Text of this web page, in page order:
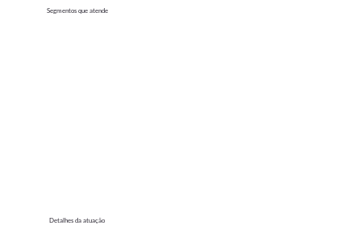
Detalhes da atuação
Segmentos que atende